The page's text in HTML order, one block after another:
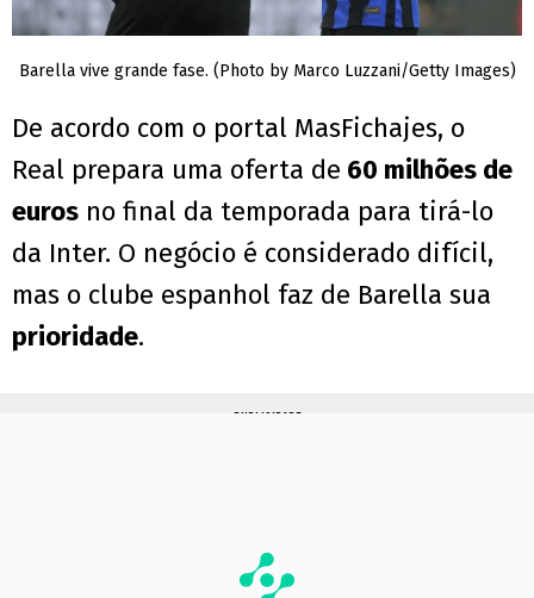
Barella vive grande fase. (Photo by Marco Luzzani/Getty Images)
De acordo com o portal MasFichajes, o
Real prepara uma oferta de 60 milhões de
euros no final da temporada para tirá-lo
da Inter. O negócio é considerado difícil,
mas o clube espanhol faz de Barella sua
prioridade.
PUBLICIDADE